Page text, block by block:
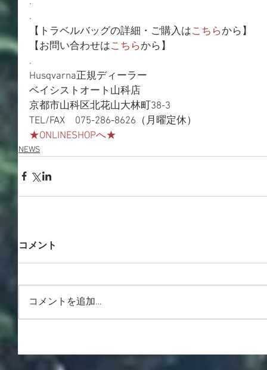
.
【トラベルバッグの詳細・ご購入はこちらから】
【お問い合わせはこちらから】
.
Husqvarna正規ディーラー
ベイシストオート山科店
京都市山科区北花山大林町38-3
TEL/FAX　075-286-8626（月曜定休）
★ONLINESHOPへ★
NEWS
コメント
コメントを追加…